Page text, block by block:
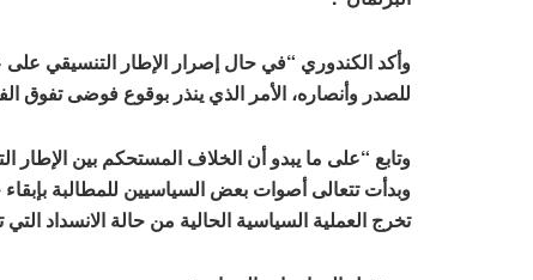
وأكد الكندوري “في حال إصرار الإطار التنسيقي على
للصدر وأنصاره، الأمر الذي ينذر بوقوع فوضى
وتابع “على ما يبدو أن الخلاف المستحكم بين
وبدأت تتعالى أصوات بعض السياسيين للمطالبة
تخرج العملية السياسية الحالية من حالة الانسداد التي